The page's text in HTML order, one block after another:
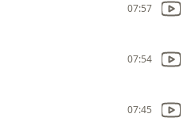
07:57
07:54
07:45